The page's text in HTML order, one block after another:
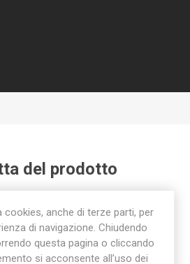
del prodotto
sab (85)
anche di terze parti, per
di navigazione. Chiudendo
questa pagina o cliccando
si acconsente all’uso dei